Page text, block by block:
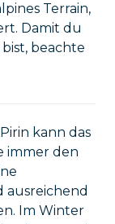
Terrain,
Damit du
beachte
kann das
immer den
ausreichend
Im Winter